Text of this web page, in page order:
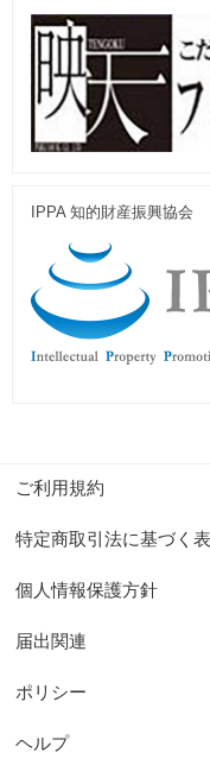
IPPA 知的財産振興協会
ご利用規約
特定商取引法に基づく
個人情報保護方針
届出関連
ポリシー
ヘルプ